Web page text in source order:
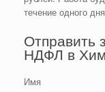
течение одного
Отправить
НДФЛ в
Имя